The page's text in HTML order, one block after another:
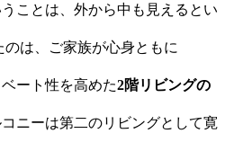
ことは、外から中も見えるとい
は、ご家族が心身ともに
ート性を高めた2階リビングの
ニーは第二のリビングとして寛